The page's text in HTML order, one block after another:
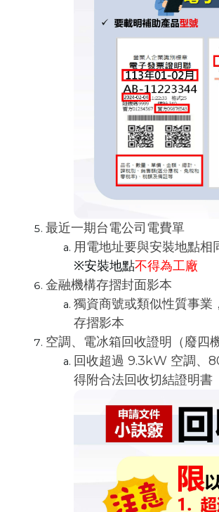
最近一期台電公司電費單
用電地址要與安裝地點相
※安裝地點不得為工廠
金融機構存摺封面影本
獨資商號或類似性質事業
存摺影本
空調、電冰箱回收證明（廢四
回收超過 9.3kW 空調、
得附合法回收切結證明書